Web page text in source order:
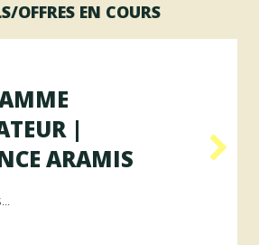
OFFRES EN COURS
|
ARAMIS
Programme GÉNÉRATEUR | Résidence